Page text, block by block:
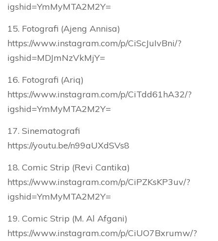
igshid=YmMyMTA2M2Y=
15. Fotografi (Ajeng Annisa)
https://www.instagram.com/p/CiScJuIvBni/?
igshid=MDJmNzVkMjY=
16. Fotografi (Ariq)
https://www.instagram.com/p/CiTdd61hA32/?
igshid=YmMyMTA2M2Y=
17. Sinematografi
https://youtu.be/n99aUXdSVs8
18. Comic Strip (Revi Cantika)
https://www.instagram.com/p/CiPZKsKP3uv/?
igshid=YmMyMTA2M2Y=
19. Comic Strip (M. Al Afgani)
https://www.instagram.com/p/CiUO7Bxrumw/?